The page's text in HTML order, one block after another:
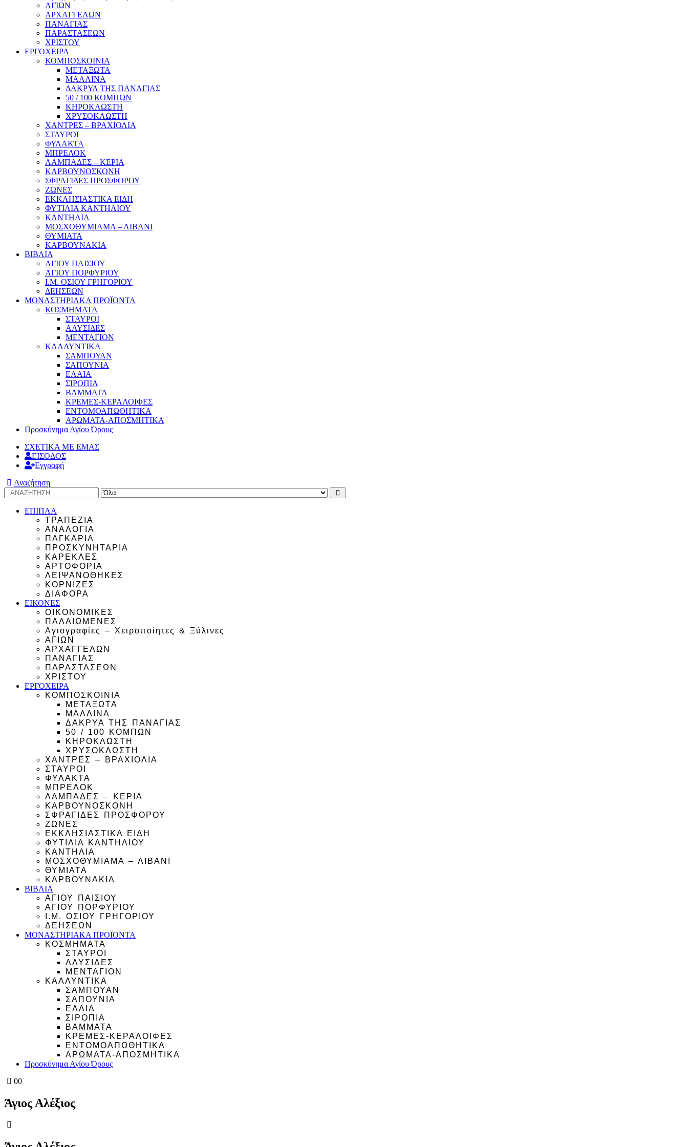
ΑΓΙΩΝ
ΑΡΧΑΓΓΕΛΩΝ
ΠΑΝΑΓΙΑΣ
ΠΑΡΑΣΤΑΣΕΩΝ
ΧΡΙΣΤΟΥ
ΕΡΓΟΧΕΙΡΑ
ΚΟΜΠΟΣΚΟΙΝΙΑ
ΜΕΤΑΞΩΤΑ
ΜΑΛΛΙΝΑ
ΔΑΚΡΥΑ ΤΗΣ ΠΑΝΑΓΙΑΣ
50 / 100 ΚΟΜΠΩΝ
ΚΗΡΟΚΛΩΣΤΗ
ΧΡΥΣΟΚΛΩΣΤΗ
ΧΑΝΤΡΕΣ – ΒΡΑΧΙΟΛΙΑ
ΣΤΑΥΡΟΙ
ΦΥΛΑΚΤΑ
ΜΠΡΕΛΟΚ
ΛΑΜΠΑΔΕΣ – ΚΕΡΙΑ
ΚΑΡΒΟΥΝΟΣΚΟΝΗ
ΣΦΡΑΓΙΔΕΣ ΠΡΟΣΦΟΡΟΥ
ΖΩΝΕΣ
ΕΚΚΛΗΣΙΑΣΤΙΚΑ ΕΙΔΗ
ΦΥΤΙΛΙΑ ΚΑΝΤΗΛΙΟΥ
ΚΑΝΤΗΛΙΑ
ΜΟΣΧΟΘΥΜΙΑΜΑ – ΛΙΒΑΝΙ
ΘΥΜΙΑΤΑ
ΚΑΡΒΟΥΝΑΚΙΑ
ΒΙΒΛΙΑ
ΑΓΙΟΥ ΠΑΙΣΙΟΥ
ΑΓΙΟΥ ΠΟΡΦΥΡΙΟΥ
Ι.Μ. ΟΣΙΟΥ ΓΡΗΓΟΡΙΟΥ
ΔΕΗΣΕΩΝ
ΜΟΝΑΣΤΗΡΙΑΚΑ ΠΡΟΪΟΝΤΑ
ΚΟΣΜΗΜΑΤΑ
ΣΤΑΥΡΟΙ
ΑΛΥΣΙΔΕΣ
ΜΕΝΤΑΓΙΟΝ
ΚΑΛΛΥΝΤΙΚΑ
ΣΑΜΠΟΥΑΝ
ΣΑΠΟΥΝΙΑ
ΕΛΑΙΑ
ΣΙΡΟΠΙΑ
ΒΑΜΜΑΤΑ
ΚΡΕΜΕΣ-ΚΕΡΑΛΟΙΦΕΣ
ΕΝΤΟΜΟΑΠΩΘΗΤΙΚΑ
ΑΡΩΜΑΤΑ-ΑΠΟΣΜΗΤΙΚΑ
Προσκύνημα Αγίου Όρους
ΣΧΕΤΙΚΑ ΜΕ ΕΜΑΣ
ΕΙΣΟΔΟΣ
Εγγραφή
Αναζήτηση
ΕΠΙΠΛΑ
ΤΡΑΠΕΖΙΑ
ΑΝΑΛΟΓΙΑ
ΠΑΓΚΑΡΙΑ
ΠΡΟΣΚΥΝΗΤΑΡΙΑ
ΚΑΡΕΚΛΕΣ
ΑΡΤΟΦΟΡΙΑ
ΛΕΙΨΑΝΟΘΗΚΕΣ
ΚΟΡΝΙΖΕΣ
ΔΙΑΦΟΡΑ
ΕΙΚΟΝΕΣ
ΟΙΚΟΝΟΜΙΚΕΣ
ΠΑΛΑΙΩΜΕΝΕΣ
Αγιογραφίες – Χειροποίητες & Ξύλινες
ΑΓΙΩΝ
ΑΡΧΑΓΓΕΛΩΝ
ΠΑΝΑΓΙΑΣ
ΠΑΡΑΣΤΑΣΕΩΝ
ΧΡΙΣΤΟΥ
ΕΡΓΟΧΕΙΡΑ
ΚΟΜΠΟΣΚΟΙΝΙΑ
ΜΕΤΑΞΩΤΑ
ΜΑΛΛΙΝΑ
ΔΑΚΡΥΑ ΤΗΣ ΠΑΝΑΓΙΑΣ
50 / 100 ΚΟΜΠΩΝ
ΚΗΡΟΚΛΩΣΤΗ
ΧΡΥΣΟΚΛΩΣΤΗ
ΧΑΝΤΡΕΣ – ΒΡΑΧΙΟΛΙΑ
ΣΤΑΥΡΟΙ
ΦΥΛΑΚΤΑ
ΜΠΡΕΛΟΚ
ΛΑΜΠΑΔΕΣ – ΚΕΡΙΑ
ΚΑΡΒΟΥΝΟΣΚΟΝΗ
ΣΦΡΑΓΙΔΕΣ ΠΡΟΣΦΟΡΟΥ
ΖΩΝΕΣ
ΕΚΚΛΗΣΙΑΣΤΙΚΑ ΕΙΔΗ
ΦΥΤΙΛΙΑ ΚΑΝΤΗΛΙΟΥ
ΚΑΝΤΗΛΙΑ
ΜΟΣΧΟΘΥΜΙΑΜΑ – ΛΙΒΑΝΙ
ΘΥΜΙΑΤΑ
ΚΑΡΒΟΥΝΑΚΙΑ
ΒΙΒΛΙΑ
ΑΓΙΟΥ ΠΑΙΣΙΟΥ
ΑΓΙΟΥ ΠΟΡΦΥΡΙΟΥ
Ι.Μ. ΟΣΙΟΥ ΓΡΗΓΟΡΙΟΥ
ΔΕΗΣΕΩΝ
ΜΟΝΑΣΤΗΡΙΑΚΑ ΠΡΟΪΟΝΤΑ
ΚΟΣΜΗΜΑΤΑ
ΣΤΑΥΡΟΙ
ΑΛΥΣΙΔΕΣ
ΜΕΝΤΑΓΙΟΝ
ΚΑΛΛΥΝΤΙΚΑ
ΣΑΜΠΟΥΑΝ
ΣΑΠΟΥΝΙΑ
ΕΛΑΙΑ
ΣΙΡΟΠΙΑ
ΒΑΜΜΑΤΑ
ΚΡΕΜΕΣ-ΚΕΡΑΛΟΙΦΕΣ
ΕΝΤΟΜΟΑΠΩΘΗΤΙΚΑ
ΑΡΩΜΑΤΑ-ΑΠΟΣΜΗΤΙΚΑ
Προσκύνημα Αγίου Όρους
00
Άγιος Αλέξιος